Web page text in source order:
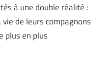
à une double réalité :
de leurs compagnons
plus en plus